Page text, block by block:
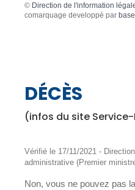
© Direction de l'information
comarquage developpé par
DÉCÈS
(infos du site
Vérifié le 17/11/2021 -
administrative (Premier
Non, vous ne pouvez pas